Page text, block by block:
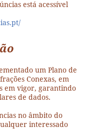
está acessível
um Plano de
Conexas, em
em vigor, garantindo
de dados.
no âmbito do
interessado